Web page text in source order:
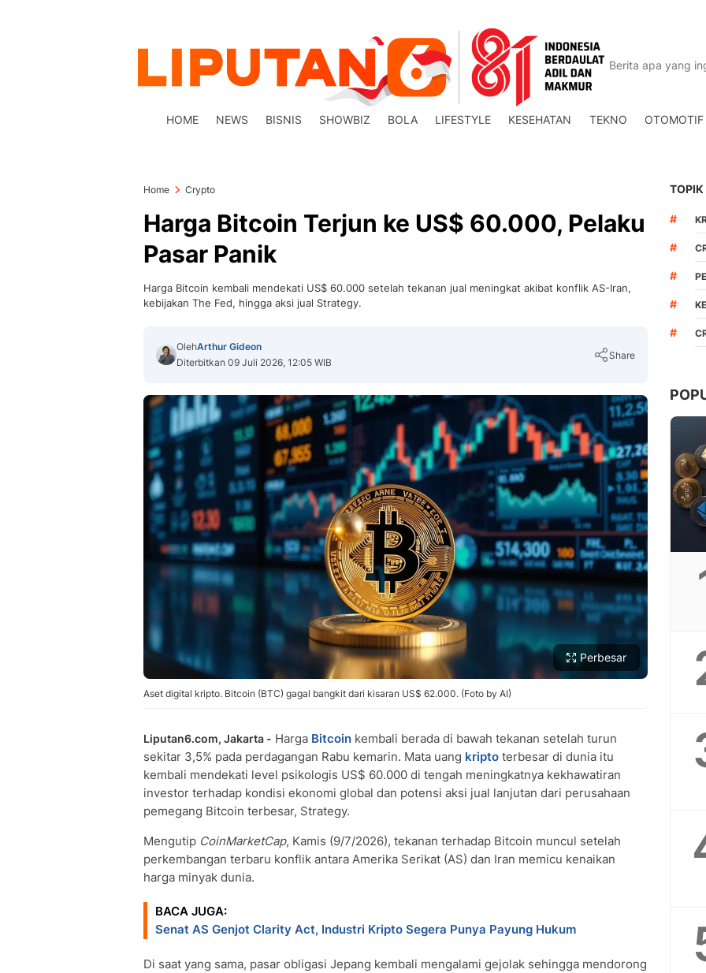
HOME NEWS BISNIS SHOWBIZ BOLA LIFESTYLE KESEHATAN TEKNO OTOMOTIF
Home Crypto
Harga Bitcoin Terjun ke US$ 60.000, Pelaku
Pasar Panik
Harga Bitcoin kembali mendekati US$ 60.000 setelah tekanan jual meningkat akibat konflik AS-Iran,
kebijakan The Fed, hingga aksi jual Strategy.
OlehArthur Gideon
Diterbitkan 09 Juli 2026, 12:05 WIB
Share
Copy Link
Perbesar
Aset digital kripto. Bitcoin (BTC) gagal bangkit dari kisaran US$ 62.000. (Foto by AI)
Liputan6.com, Jakarta - Harga Bitcoin kembali berada di bawah tekanan setelah turun
sekitar 3,5% pada perdagangan Rabu kemarin. Mata uang kripto terbesar di dunia itu
kembali mendekati level psikologis US$ 60.000 di tengah meningkatnya kekhawatiran
investor terhadap kondisi ekonomi global dan potensi aksi jual lanjutan dari perusahaan
pemegang Bitcoin terbesar, Strategy.
Mengutip CoinMarketCap, Kamis (9/7/2026), tekanan terhadap Bitcoin muncul setelah
perkembangan terbaru konflik antara Amerika Serikat (AS) dan Iran memicu kenaikan
harga minyak dunia.
BACA JUGA:
Senat AS Genjot Clarity Act, Industri Kripto Segera Punya Payung Hukum
Di saat yang sama, pasar obligasi Jepang kembali mengalami gejolak sehingga mendorong
TOPIK
#
#
#
#
#